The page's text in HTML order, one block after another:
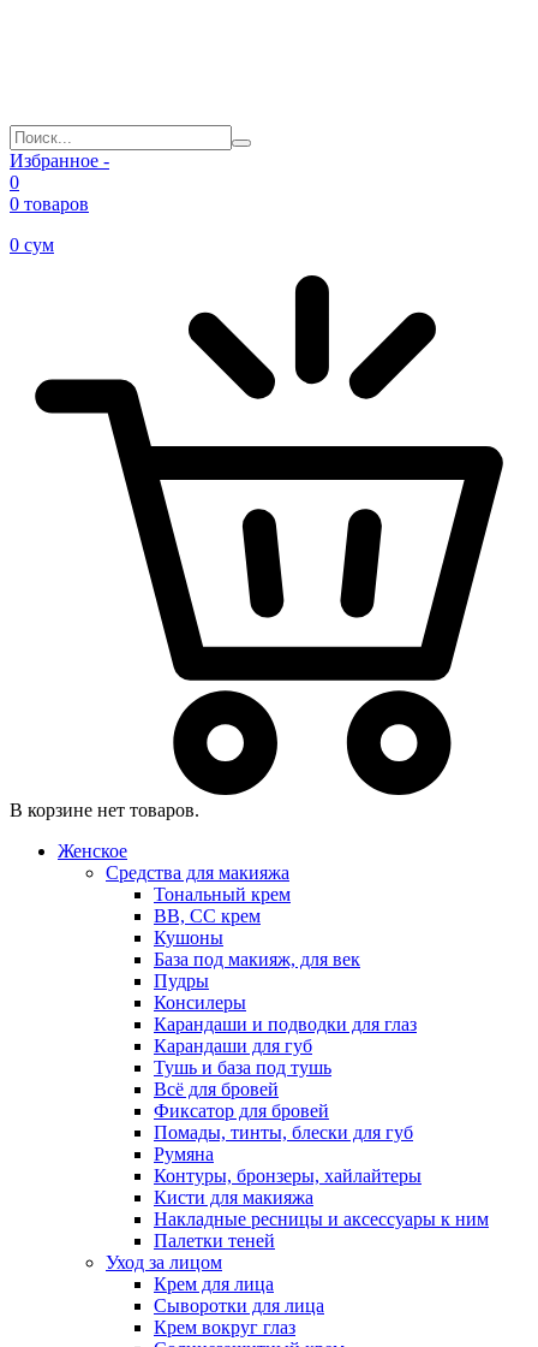
Избранное -
0
0 товаров
0 сум
В корзине нет товаров.
Женское
Средства для макияжа
Тональный крем
BB, CC крем
Кушоны
База под макияж, для век
Пудры
Консилеры
Карандаши и подводки для глаз
Карандаши для губ
Тушь и база под тушь
Всё для бровей
Фиксатор для бровей
Помады, тинты, блески для губ
Румяна
Контуры, бронзеры, хайлайтеры
Кисти для макияжа
Накладные ресницы и аксессуары к ним
Палетки теней
Уход за лицом
Крем для лица
Сыворотки для лица
Крем вокруг глаз